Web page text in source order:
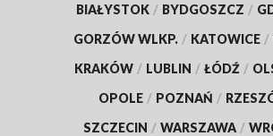
BIAŁYSTOK / BYDGOSZCZ /
GORZÓW WLKP. / KATOWICE /
KRAKÓW / LUBLIN / ŁÓDŹ /
OPOLE / POZNAŃ /
SZCZECIN / WARSZAWA /